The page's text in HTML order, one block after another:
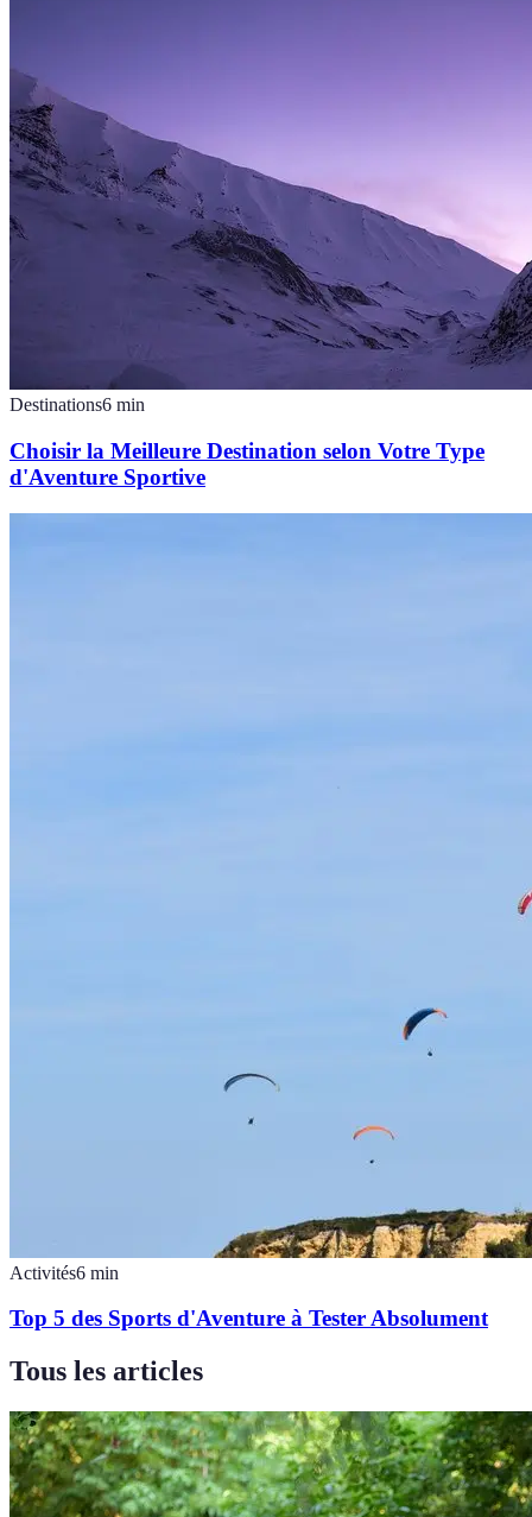
Destinations6 min
Choisir la Meilleure Destination selon Votre Type
d'Aventure Sportive
Activités6 min
Top 5 des Sports d'Aventure à Tester Absolument
Tous les articles